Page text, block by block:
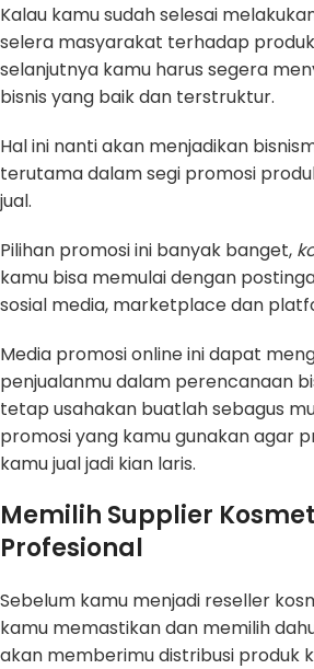
Kalau kamu sudah selesai
selera masyarakat terhadap
selanjutnya kamu harus segera
bisnis yang baik dan terstruktur.
Hal ini nanti akan menjadikan
terutama dalam segi promosi
jual.
Pilihan promosi ini banyak banget,
kamu bisa memulai dengan
sosial media, marketplace dan
Media promosi online ini dapat
penjualanmu dalam perencanaan
tetap usahakan buatlah sebagus
promosi yang kamu gunakan agar
kamu jual jadi kian laris.
Memilih Supplier
Profesional
Sebelum kamu menjadi reseller
kamu memastikan dan memilih
akan memberimu distribusi produk